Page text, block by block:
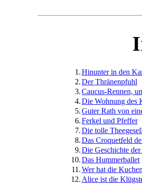
1.Hinunter in den
2.Der Thränenpfuhl
3.Caucus-Rennen,
4.Die Wohnung des
5.Guter Rath von
6.Ferkel und Pfeffer
7.Die tolle
8.Das Croquetfeld
9.Die Geschichte
10.Das Hummerballet
11.Wer hat die
12. Alice ist die